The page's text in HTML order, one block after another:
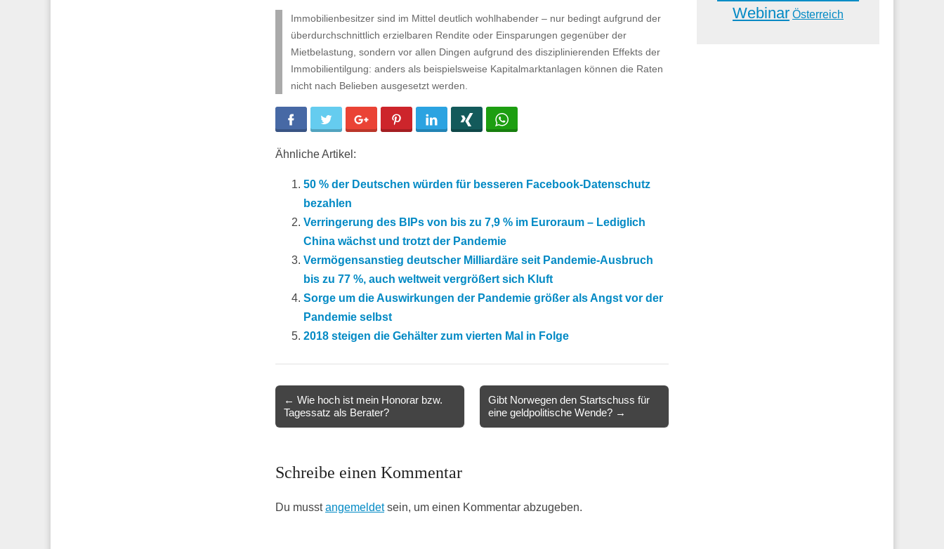
Immobilienbesitzer sind im Mittel deutlich wohlhabender – nur bedingt aufgrund der
überdurchschnittlich erzielbaren Rendite oder Einsparungen gegenüber der
Mietbelastung, sondern vor allen Dingen aufgrund des disziplinierenden Effekts der
Immobilientilgung: anders als beispielsweise Kapitalmarktanlagen können die Raten
nicht nach Belieben ausgesetzt werden.
Facebook Twitter Google+ Pinterest LinkedIn
Ähnliche Artikel:
50 % der Deutschen würden für besseren Facebook-Datenschutz
bezahlen
Verringerung des BIPs von bis zu 7,9 % im Euroraum – Lediglich
China wächst und trotzt der Pandemie
Vermögensanstieg deutscher Milliardäre seit Pandemie-Ausbruch
bis zu 77 %, auch weltweit vergrößert sich Kluft
Sorge um die Auswirkungen der Pandemie größer als Angst vor der
Pandemie selbst
2018 steigen die Gehälter zum vierten Mal in Folge
Post
navigation
← Wie hoch ist mein Honorar bzw.
Tagessatz als Berater?
Gibt Norwegen den Startschuss für
eine geldpolitische Wende? →
Schreibe einen Kommentar
Du musstangemeldetsein, um einen Kommentar abzugeben.
Webinar Österreich